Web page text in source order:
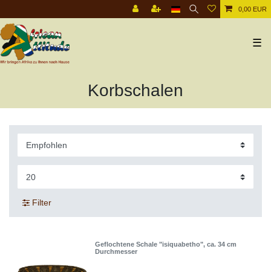
0,00 EUR
☰
Korbschalen
Filter
Geflochtene Schale "isiquabetho", ca. 34 cm
Durchmesser